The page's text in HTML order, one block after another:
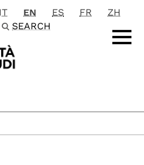
principale
IT EN ES FR
ZH
SEARCH